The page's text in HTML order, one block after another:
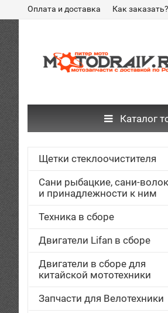
Оплата и доставка Как заказать?
Каталог
Щетки стеклоочистителя
Сани рыбацкие, сани-
и принадлежности к ним
Техника в сборе
Двигатели Lifan в сборе
Двигатели в сборе для
китайской мототехники
Запчасти для Велотехники